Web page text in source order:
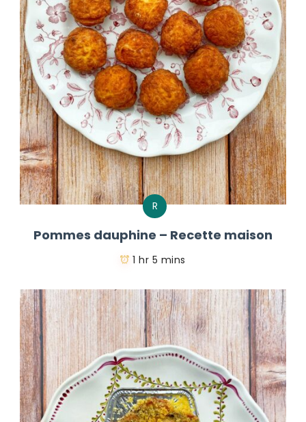
R
Pommes dauphine – Recette maison
1 hr 5 mins